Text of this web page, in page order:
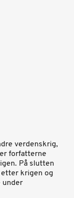
verdenskrig,
forfatterne
På slutten
krigen og
under